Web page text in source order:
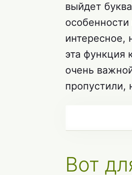
выйдет
интересное,
эта функция
очень
пропустили,
Вот